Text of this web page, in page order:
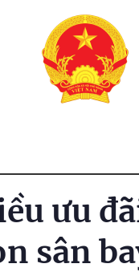
ưu
sân